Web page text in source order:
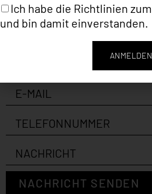
NACHRICHT SENDEN
Ich habe die Richtlinien zum
und bin damit einverstanden.
ANMELDEN